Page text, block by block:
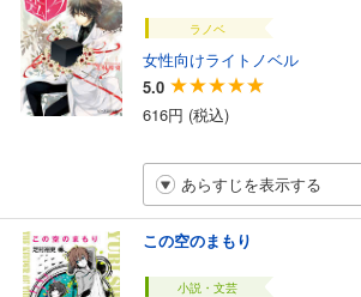
ラノベ
女性向けライトノベル
5.0
616円 (税込)
あらすじを表示する
この空のまもり
小説・文芸